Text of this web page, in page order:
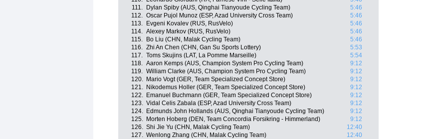
111.
Dylan Spiby (AUS, Qinghai Tianyoude Cycling Team)
5:46
112. Oscar Pujol Munoz (ESP, Azad University Cross Team)
5:46
113.
Evgeni Kovalev (RUS, RusVelo)
5:46
114. Alexey Markov (RUS, RusVelo)
5:46
115.
Bo Liu (CHN, Malak Cycling Team)
5:46
116. Zhi An Chen (CHN, Gan Su Sports Lottery)
5:53
117. Toms Skujins (LAT, La Pomme Marseille)
5:54
118. Aaron Kemps (AUS, Champion System Pro Cycling Team)
9:12
119. William Clarke (AUS, Champion System Pro Cycling Team)
9:12
120.
Mario Vogt (GER, Team Specialized Concept Store)
9:12
121.
Nikodemus Holler (GER, Team Specialized Concept Store)
9:12
122.
Emanuel Buchmann (GER, Team Specialized Concept Store)
9:12
123. Vidal Celis Zabala (ESP, Azad University Cross Team)
9:12
124.
Edmunds John Hollands (AUS, Qinghai Tianyoude Cycling Team)
9:12
125.
Morten Hoberg (DEN, Team Concordia Forsikring - Himmerland)
9:12
126. Shi Jie Yu (CHN, Malak Cycling Team)
12:40
127. Wenlong Zhang (CHN, Malak Cycling Team)
12:40